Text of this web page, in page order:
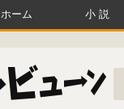
ホーム 小説